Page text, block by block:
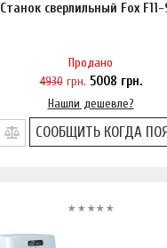
Станок сверлильный Fox F11-
Продано
4930грн. 5008 грн.
Нашли дешевле?
СООБЩИТЬ КОГДА